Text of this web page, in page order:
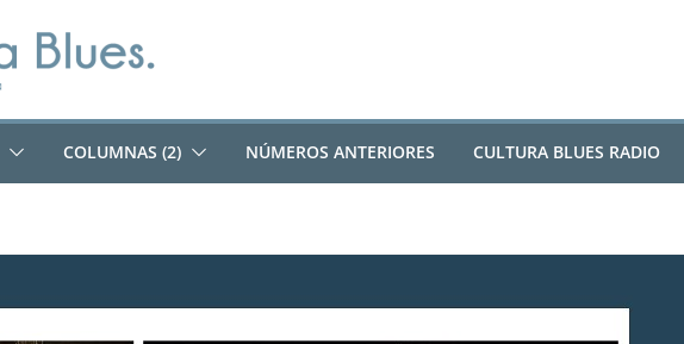
COLUMNAS (2) NÚMEROS ANTERIORES CULTURA BLUES RADIO